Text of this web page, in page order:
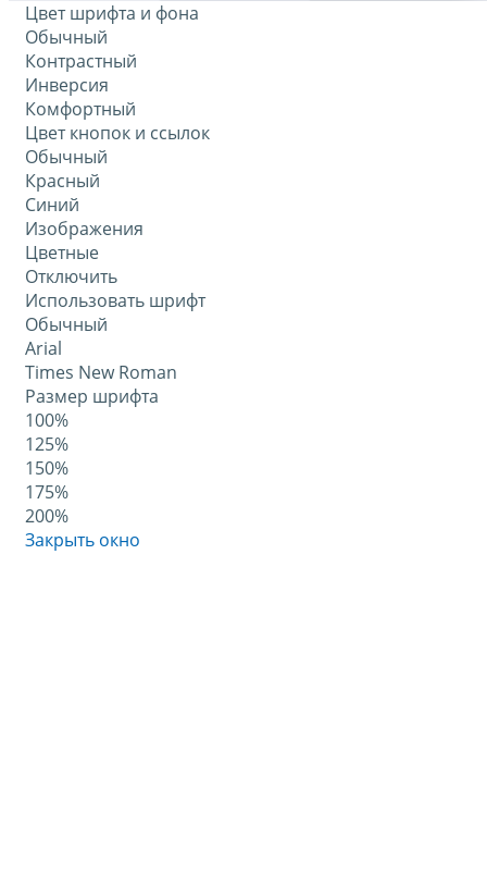
Цвет шрифта и фона
Обычный
Контрастный
Инверсия
Комфортный
Цвет кнопок и ссылок
Обычный
Красный
Синий
Изображения
Цветные
Отключить
Использовать шрифт
Обычный
Arial
Times New Roman
Размер шрифта
100%
125%
150%
175%
200%
Закрыть окно